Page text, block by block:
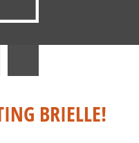
BRIELLE!